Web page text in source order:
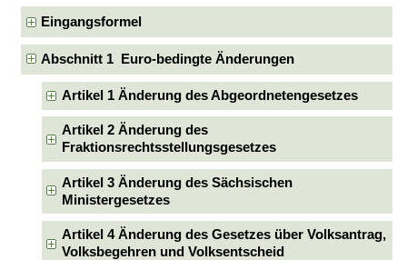
Eingangsformel
Abschnitt 1 Euro-bedingte Änderungen
Artikel 1 Änderung des Abgeordnetengesetzes
Artikel 2 Änderung des
Fraktionsrechtsstellungsgesetzes
Artikel 3 Änderung des Sächsischen
Ministergesetzes
Artikel 4 Änderung des Gesetzes über Volksantrag,
Volksbegehren und Volksentscheid